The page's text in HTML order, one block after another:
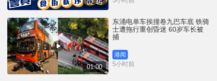
02:45
01:00
东涌电单车挨撞卷九巴车底 铁骑
士遭拖行重创昏迷 60岁车长被
捕
港闻
5小时前